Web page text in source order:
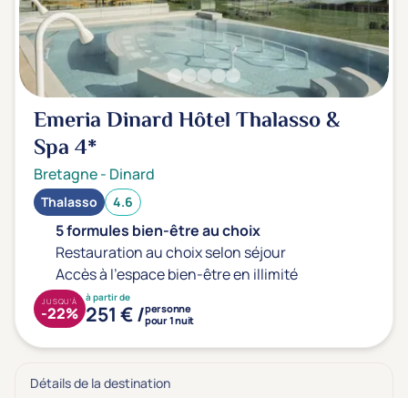
Emeria Dinard Hôtel Thalasso &
Spa4*
Bretagne- Dinard
Thalasso 4.6
5 formules bien-être au choix
Restauration au choix selon séjour
Accès à l'espace bien-être en illimité
à partir de
251 € /personne
pour 1 nuit
JUSQU'À
-22%
Détails de la destination